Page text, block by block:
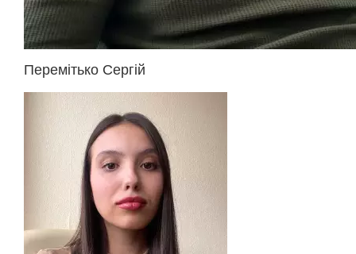
Перемітько Сергій